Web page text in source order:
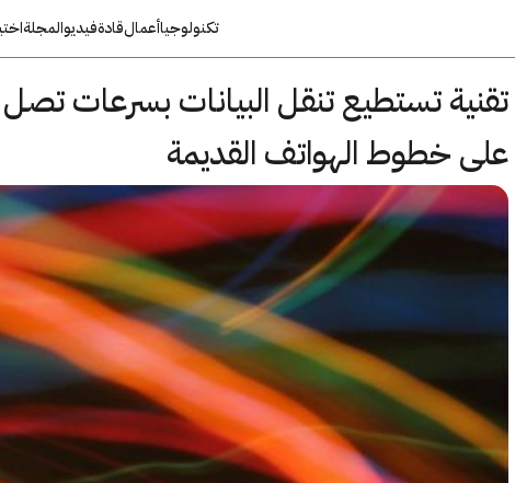
تكنولوجياأعمالقادةفيديوالمجلة
على خطوط الهواتف القديمة